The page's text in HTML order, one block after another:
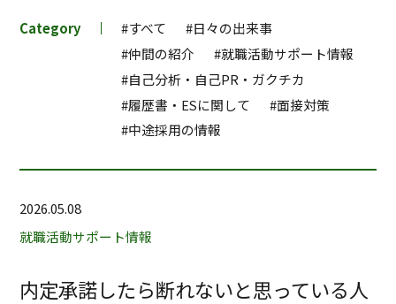
Category #すべて
#日々の出来事
#仲間の紹介
#就職活動サポート情報
#自己分析・自己PR・ガクチカ
#履歴書・ESに関して
#面接対策
#中途採用の情報
2026.05.08
就職活動サポート情報
内定承諾したら断れないと思っている人